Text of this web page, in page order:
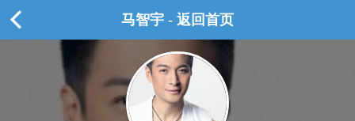
马智宇 - 返回首页